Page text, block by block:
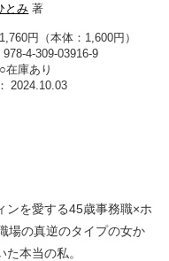
み 著
1,760円（本体：1,600円）
978-4-309-03916-9
○在庫あり
2024.10.03
を愛する45歳事務職×ホ
場の真逆のタイプの女か
本当の私。